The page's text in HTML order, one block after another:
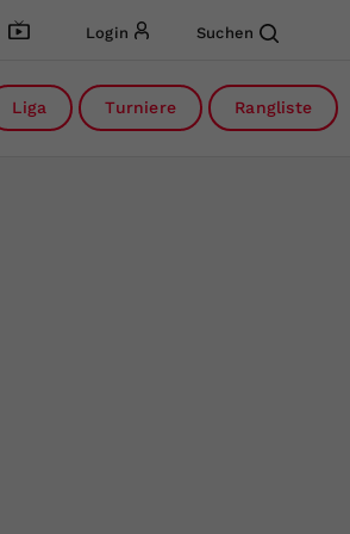
Login Suchen
Liga Turniere Rangliste